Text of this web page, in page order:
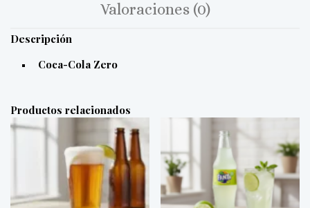
Valoraciones (0)
Descripción
Coca-Cola Zero
Productos relacionados